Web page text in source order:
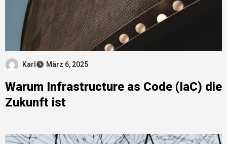
Karl März 6, 2025
Warum Infrastructure as Code (IaC) die
Zukunft ist